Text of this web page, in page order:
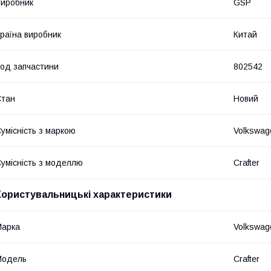
GSP
виробник Китай
запчастини 802542
Новий
з маркою
з моделлю Crafter
характеристики
Crafter